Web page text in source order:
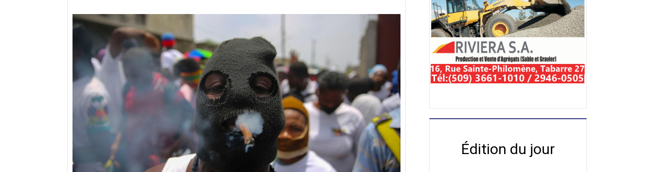
Édition du jour